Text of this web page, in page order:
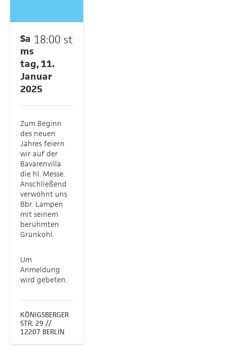
18:00 st
Sa
ms
tag, 11.
Januar
2025
Zum Beginn
des neuen
Jahres feiern
wir auf der
Bavarenvilla
die hl. Messe.
Anschließend
verwöhnt uns
Bbr. Lampen
mit seinem
berühmten
Grünkohl.
Um
Anmeldung
wird gebeten.
KÖNIGSBERGER
STR. 29 //
12207 BERLIN